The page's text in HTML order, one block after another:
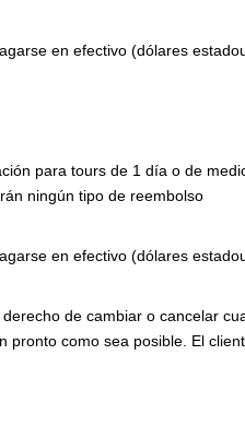
en efectivo (dólares
para tours de 1 día o de
ningún tipo de reembolso
en efectivo (dólares
de cambiar o cancelar
pronto como sea posible. El